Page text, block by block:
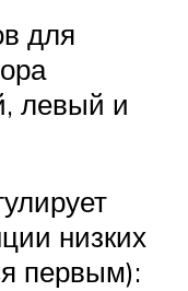
для
левый и
низких
первым):